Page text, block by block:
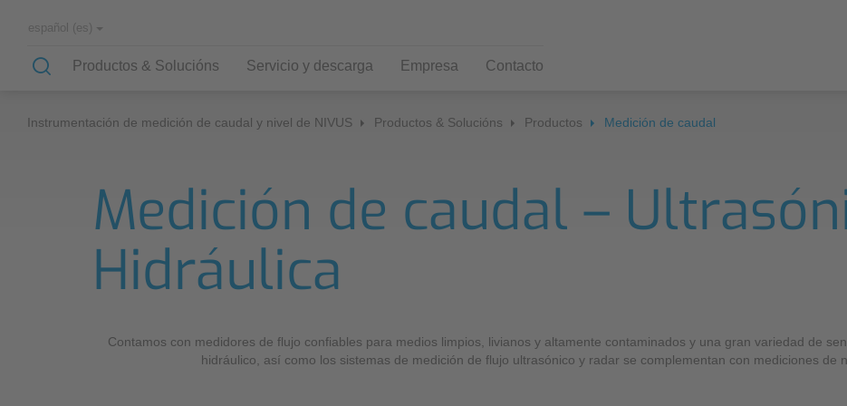
español (es)
Productos & Solucións
Aplicaciones
Nuestra selección de aplicaciones
Redes de canales
Planta de tratamiento de aguas servidas
Suministro de agua
Productos
Medición de caudal
Semillenos
Medición de nivel
Servicio y descarga
Conocimiento
Know-How
Servicio al cliente
Centro de descarga
Empresa
Empresa
Socios y asociaciones
Historia
Noticias y prensa
Boletín
Contacto
Oficina central
Personal administrativo
Ventas internacionales
NIVUS
Instrumentación de medición de caudal y nivel de NIVUS Productos & Solucións Productos Medición de caudal
Medición de caudal –
Hidráulica
Contamos con medidores de flujo confiables para medios limpios, livianos y altamente contaminados y una gran variedad de
hidráulico, así como los sistemas de medición de flujo ultrasónico y radar se complementan con mediciones de